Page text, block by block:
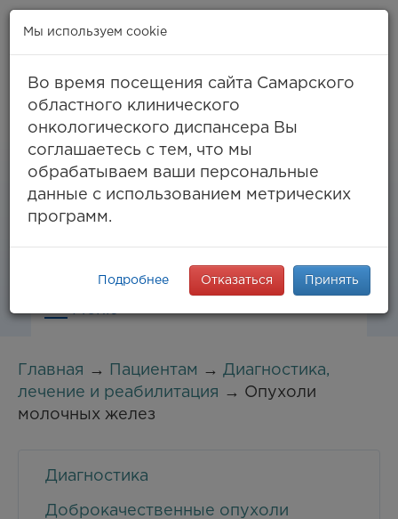
Самара, ул. Солнечная, 50
(тел. единый call-центр),
994-03-99факс
info@samaraonko.ru
Главная → Пациентам → Диагностика,
лечение и реабилитация
→ Опухоли
молочных желез
Диагностика
Доброкачественные опухоли
Мы используем cookie
Во время посещения сайта Самарского
областного клинического
онкологического диспансера Вы
соглашаетесь с тем, что мы
обрабатываем ваши персональные
данные с использованием метрических
программ.
Подробнее Отказаться Принять